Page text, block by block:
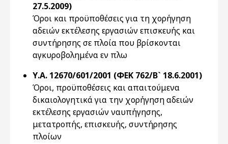
27.5.2009)
Όροι και προϋποθέσεις για τη χορήγηση
αδειών εκτέλεσης εργασιών επισκευής και
συντήρησης σε πλοία που βρίσκονται
αγκυροβολημένα εν πλω
Υ.Α. 12670/601/2001 (ΦΕΚ 762/Β` 18.6.2001)
Όροι, προϋποθέσεις και απαιτούμενα
δικαιολογητικά για την χορήγηση αδειών
εκτέλεσης εργασιών ναυπήγησης,
μετατροπής, επισκευής, συντήρησης
πλοίων